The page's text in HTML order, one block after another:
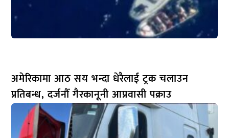
अमेरिकामा आठ सय भन्दा धेरैलाई ट्रक चलाउन
प्रतिबन्ध, दर्जनौँ गैरकानूनी आप्रवासी पक्राउ